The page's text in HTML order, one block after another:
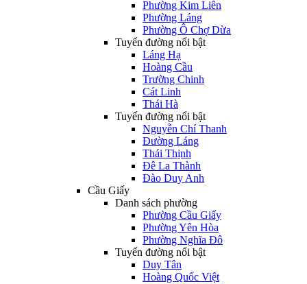
Phường Kim Liên
Phường Láng
Phường Ô Chợ Dừa
Tuyến đường nổi bật
Láng Hạ
Hoàng Cầu
Trường Chinh
Cát Linh
Thái Hà
Tuyến đường nổi bật
Nguyễn Chí Thanh
Đường Láng
Thái Thịnh
Đê La Thành
Đào Duy Anh
Cầu Giấy
Danh sách phường
Phường Cầu Giấy
Phường Yên Hòa
Phường Nghĩa Đô
Tuyến đường nổi bật
Duy Tân
Hoàng Quốc Việt